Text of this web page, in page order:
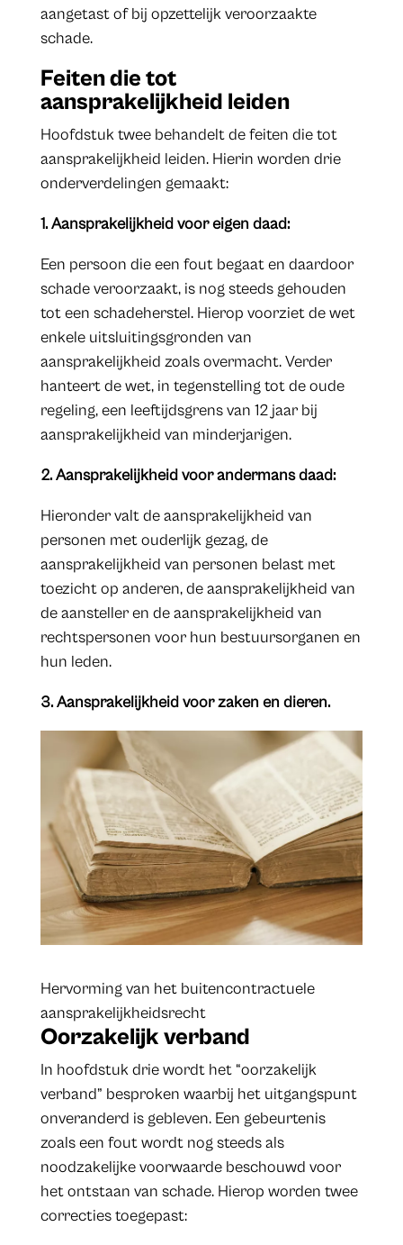
aangetast of bij opzettelijk veroorzaakte
schade.
Feiten die tot
aansprakelijkheid leiden
Hoofdstuk twee behandelt de feiten die tot
aansprakelijkheid leiden. Hierin worden drie
onderverdelingen gemaakt:
1. Aansprakelijkheid voor eigen daad:
Een persoon die een fout begaat en daardoor
schade veroorzaakt, is nog steeds gehouden
tot een schadeherstel. Hierop voorziet de wet
enkele uitsluitingsgronden van
aansprakelijkheid zoals overmacht. Verder
hanteert de wet, in tegenstelling tot de oude
regeling, een leeftijdsgrens van 12 jaar bij
aansprakelijkheid van minderjarigen.
2. Aansprakelijkheid voor andermans daad:
Hieronder valt de aansprakelijkheid van
personen met ouderlijk gezag, de
aansprakelijkheid van personen belast met
toezicht op anderen, de aansprakelijkheid van
de aansteller en de aansprakelijkheid van
rechtspersonen voor hun bestuursorganen en
hun leden.
3. Aansprakelijkheid voor zaken en dieren.
Hervorming van het buitencontractuele
aansprakelijkheidsrecht
Oorzakelijk verband
In hoofdstuk drie wordt het “oorzakelijk
verband” besproken waarbij het uitgangspunt
onveranderd is gebleven. Een gebeurtenis
zoals een fout wordt nog steeds als
noodzakelijke voorwaarde beschouwd voor
het ontstaan van schade. Hierop worden twee
correcties toegepast: